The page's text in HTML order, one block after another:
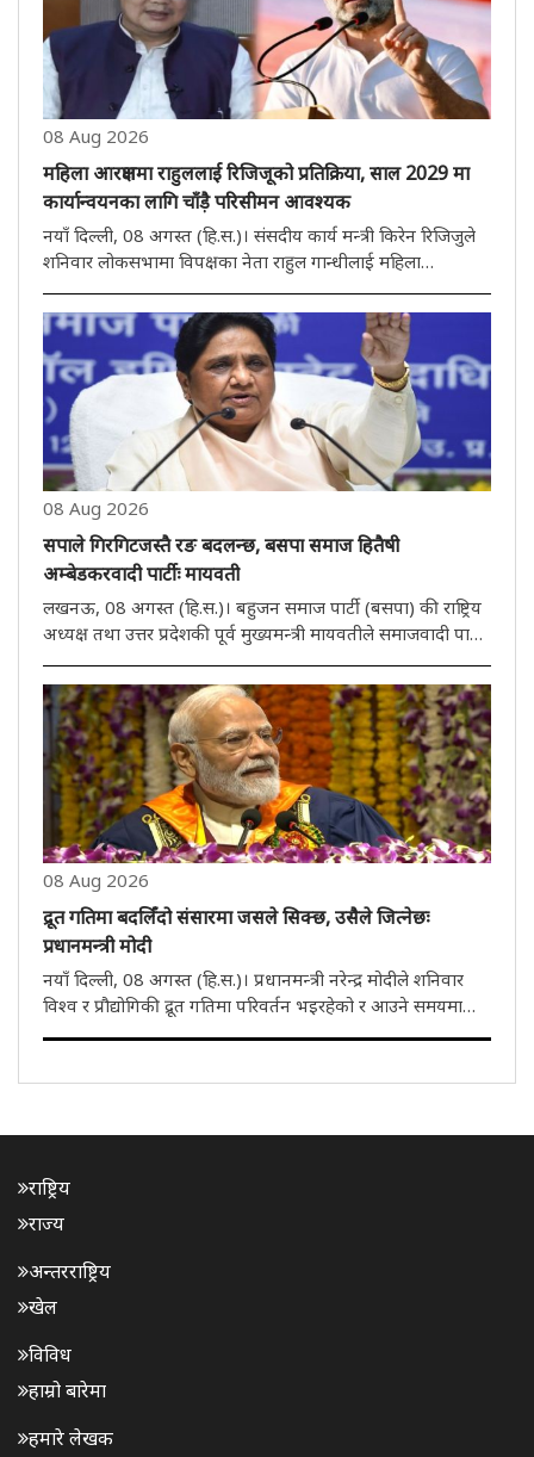
08 Aug 2026
महिला आरक्षणमा राहुललाई रिजिजूको प्रतिक्रिया, साल 2029 मा
कार्यान्वयनका लागि चाँड़ै परिसीमन आवश्यक
नयाँ दिल्ली, 08 अगस्त (हि.स.)। संसदीय कार्य मन्त्री किरेन रिजिजुले
शनिवार लोकसभामा विपक्षका नेता राहुल गान्धीलाई महिला
राज्य विधानसभाहरूमा महिलाहरूका लागि सिटहरूको आरक्षण
संविधान 106औं..
08 Aug 2026
सपाले गिरगिटजस्तै रङ बदलन्छ, बसपा समाज हितैषी
अम्बेडकरवादी पार्टीः मायवती
लखनऊ, 08 अगस्त (हि.स.)। बहुजन समाज पार्टी (बसपा) की राष्ट्रिय
अध्यक्ष तथा उत्तर प्रदेशकी पूर्व मुख्यमन्त्री मायवतीले समाजवादी पार्टी
गिरगिट जस्तै रङ बदलन्छ जबकि बसपा एक समाज हितैषी
अम्बेडकरवादी..
08 Aug 2026
द्रूत गतिमा बदलिँदो संसारमा जसले सिक्छ, उसैले जित्नेछः
प्रधानमन्त्री मोदी
नयाँ दिल्ली, 08 अगस्त (हि.स.)। प्रधानमन्त्री नरेन्द्र मोदीले शनिवार
विश्व र प्रौद्योगिकी द्रूत गतिमा परिवर्तन भइरहेको र आउने समयमा
राष्ट्रिय
राज्य
अन्तरराष्ट्रिय
खेल
विविध
हाम्रो बारेमा
हमारे लेखक